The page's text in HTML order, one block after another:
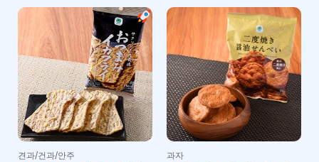
견과/건과/안주 과자